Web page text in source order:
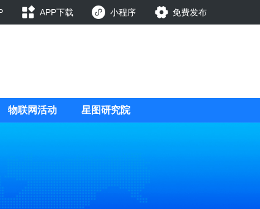
APP下载 小程序 免费发布
物联网活动 星图研究院